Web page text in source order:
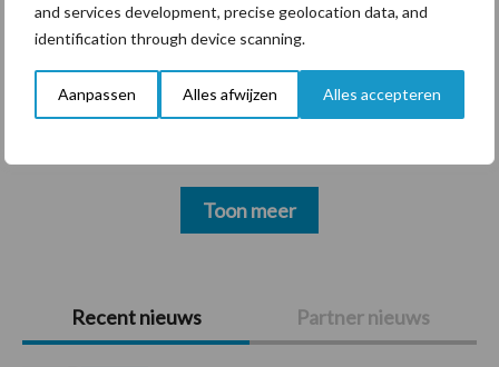
and services development, precise geolocation data, and
identification through device scanning.
Aanpassen Alles afwijzen Alles accepteren
Primaire
Sidebar
Recent nieuws Partner nieuws
Bedrijfsnieuws
Voerhekken
Toon meer